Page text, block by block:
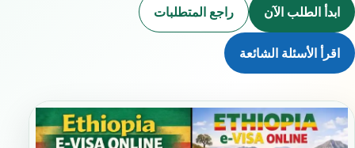
ابدأ الطلب الآن راجع المتطلبات
اقرأ الأسئلة الشائعة